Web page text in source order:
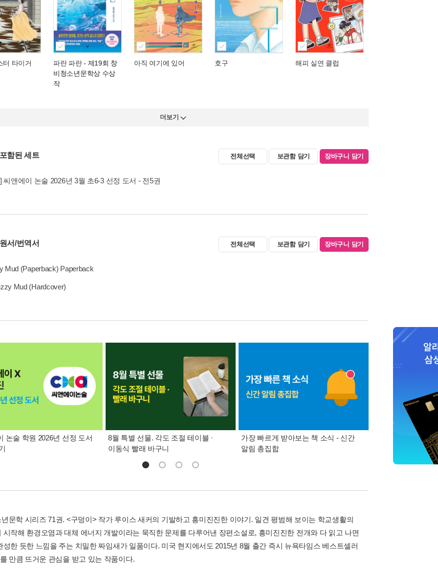
터 타이거 파란 파란- 제19회 창
비청소년문학상 수상
작
아직 여기에 있어 호구 해피 실연 클럽
더보기
함된 세트 전체선택 보관함 담기 장바구니 담기
씨앤에이 논술 2026년 3월 초6-3 선정 도서 - 전5권
서/번역서 전체선택 보관함 담기 장바구니 담기
Mud (Paperback) Paperback
Mud (Hardcover)
논술 학원 2026년 선정 도서
8월 특별 선물. 각도 조절 테이블 ·
이동식 빨래 바구니
가장 빠르게 받아보는 책 소식 - 신간
알림 총집합
경기컬처패스 1만
문학 시리즈 71권. <구덩이> 작가 루이스 새커의 기발하고 흥미진진한 이야기. 일견 평범해 보이는 학교생활의
시작해 환경오염과 대체 에너지 개발이라는 묵직한 문제를 다루어낸 장편소설로, 흥미진진한 전개와 다 읽고 나면
성한 듯한 느낌을 주는 치밀한 짜임새가 일품이다. 미국 현지에서도 2015년 8월 출간 즉시 뉴욕타임스 베스트셀러
만큼 뜨거운 관심을 받고 있는 작품이다.